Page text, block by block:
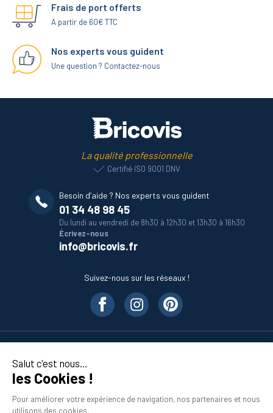
Salut c'est nous...
les Cookies !
Pour améliorer votre expérience de navigation, nos partenaires et nous
utilisons des cookies.
Frais de port offerts
A partir de 60€ TTC
Nos experts vous guident
Une question ? Contactez-nous
La qualité professionnelle
Certifié ISO 9001 DNV
Besoin d’aide ? Nos experts vous guident
01 34 48 98 45
Du lundi au vendredi de 8h30 à 12h30 et 13h30 à 16h30
Écrivez-nous
info@bricovis.fr
Suivez-nous sur les réseaux !
En savoir plus